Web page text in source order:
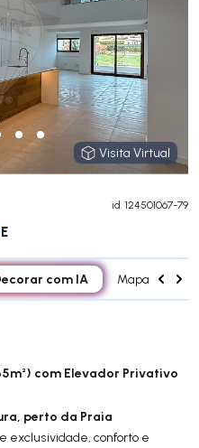
Visita Virtual
Visita Virtual
id. 124501067-79
E
com IA Mapa
com Elevador Privativo
perto da Praia
exclusividade, conforto e